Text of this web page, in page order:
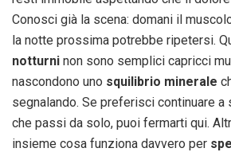
Conosci già la scena: domani il
la notte prossima potrebbe ripetersi.
notturni non sono semplici capricci
nascondono uno squilibrio minerale
segnalando. Se preferisci continuare a
che passi da solo, puoi fermarti qui.
insieme cosa funziona davvero per